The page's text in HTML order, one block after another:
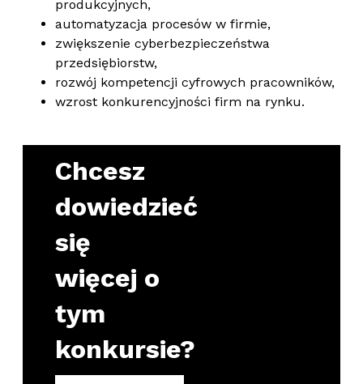
produkcyjnych,
automatyzacja procesów w firmie,
zwiększenie cyberbezpieczeństwa
przedsiębiorstw,
rozwój kompetencji cyfrowych pracowników,
wzrost konkurencyjności firm na rynku.
Chcesz
dowiedzieć
się
więcej o
tym
konkursie?